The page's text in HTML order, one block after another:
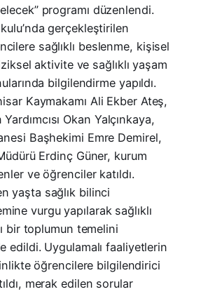
programı düzenlendi.
gerçekleştirilen
sağlıklı beslenme, kişisel
aktivite ve sağlıklı yaşam
bilgilendirme yapıldı.
Kaymakamı Ali Ekber Ateş,
Okan Yalçınkaya,
Başhekimi Emre Demirel,
Erdinç Güner, kurum
ve öğrenciler katıldı.
yaşta sağlık bilinci
vurgu yapılarak sağlıklı
bir toplumun temelini
edildi. Uygulamalı faaliyetlerin
öğrencilere bilgilendirici
merak edilen sorular